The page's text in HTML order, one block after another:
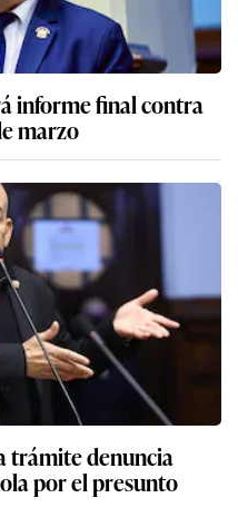
informe final contra
marzo
trámite denuncia
por el presunto